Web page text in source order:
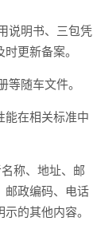
说明书、三包凭
更新备案。
随车文件。
能在相关标准中
称、地址、邮
邮政编码、电话
的其他内容。